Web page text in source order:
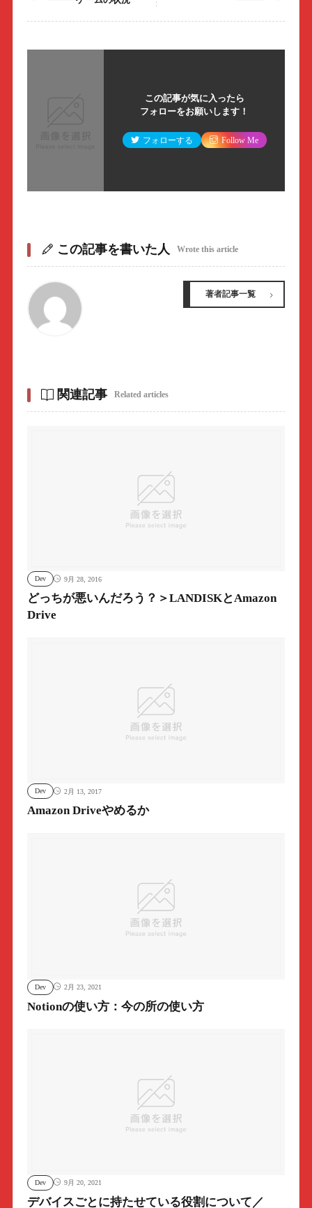
この記事が気に入ったら
フォローをお願いします！
フォローする Follow Me
この記事を書いた人 Wrote this article
著者記事一覧
関連記事 Related articles
Dev 9月 28, 2016
どっちが悪いんだろう？＞LANDISKとAmazon
Drive
Dev 2月 13, 2017
Amazon Driveやめるか
Dev 2月 23, 2021
Notionの使い方：今の所の使い方
Dev 9月 20, 2021
デバイスごとに持たせている役割について／